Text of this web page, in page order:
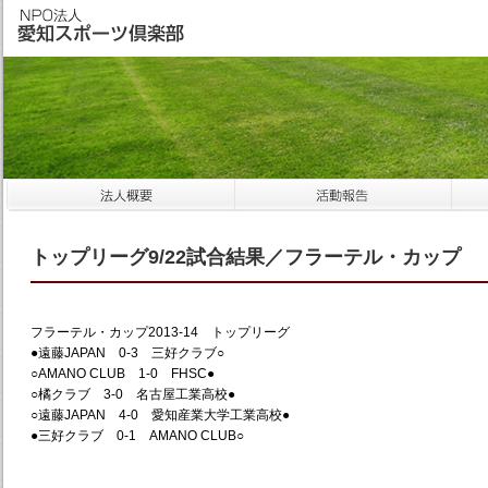
トップリーグ9/22試合結果／フラーテル・カップ
フラーテル・カップ2013-14 トップリーグ
●遠藤JAPAN 0-3 三好クラブ○
○AMANO CLUB 1-0 FHSC●
○橘クラブ 3-0 名古屋工業高校●
○遠藤JAPAN 4-0 愛知産業大学工業高校●
●三好クラブ 0-1 AMANO CLUB○